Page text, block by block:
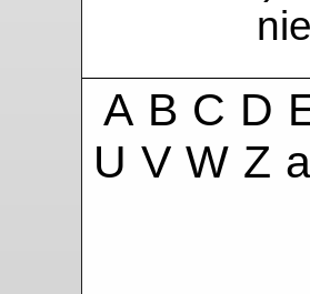
A B C D
U V W Z a